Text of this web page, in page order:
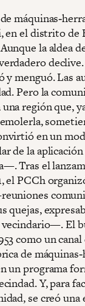
el distrito de
la aldea
y menguó. Las
Pero la
región que,
en un
de la
Tras el
el PCCh
quejas,
El
como un
de
un programa
Y, para
se creó